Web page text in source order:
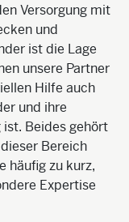
Versorgung mit
und
ist die Lage
unsere Partner
Hilfe auch
und ihre
Beides gehört
Bereich
häufig zu kurz,
Expertise